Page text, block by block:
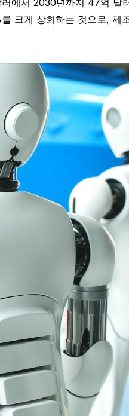
에서 2030년까지 47억 달
크게 상회하는 것으로, 제